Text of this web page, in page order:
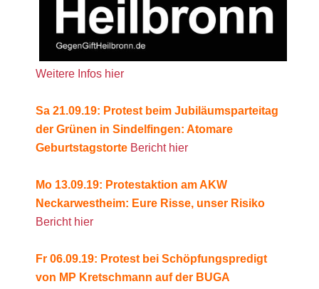
Weitere Infos hier
Sa 21.09.19: Protest beim Jubiläumsparteitag
der Grünen in Sindelfingen: Atomare
Geburtstagstorte Bericht hier
Mo 13.09.19: Protestaktion am AKW
Neckarwestheim: Eure Risse, unser Risiko
Bericht hier
Fr 06.09.19: Protest bei Schöpfungspredigt
von MP Kretschmann auf der BUGA